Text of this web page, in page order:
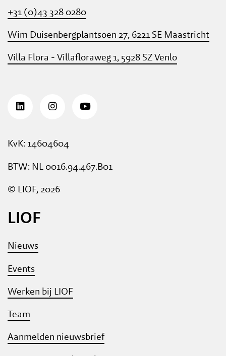
+31 (0)43 328 0280
Wim Duisenbergplantsoen 27, 6221 SE Maastricht
Villa Flora - Villafloraweg 1, 5928 SZ Venlo
KvK: 14604604
BTW: NL 0016.94.467.B01
© LIOF, 2026
LIOF
Nieuws
Events
Werken bij LIOF
Team
Aanmelden nieuwsbrief